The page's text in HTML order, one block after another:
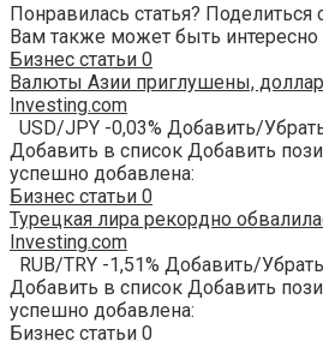
Понравилась статья? Поделиться
Вам также может быть интересно
Бизнес статьи 0
Валюты Азии приглушены, доллар
Investing.com
USD/JPY -0,03% Добавить/
Добавить в список Добавить
успешно добавлена:
Бизнес статьи 0
Турецкая лира рекордно
Investing.com
RUB/TRY -1,51% Добавить/
Добавить в список Добавить
успешно добавлена:
Бизнес статьи 0